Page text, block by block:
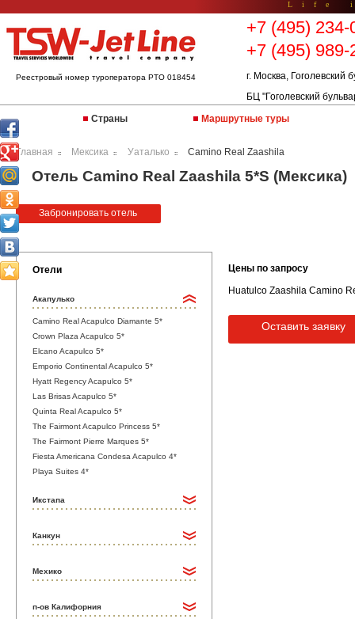
Life
Реестровый номер туроператора РТО 018454
+7 (495) 234-
+7 (495) 989-
г. Москва, Гоголевский
БЦ "Гоголевский
Страны
Маршрутные туры
Главная :: Мексика :: Уаталько :: Camino Real Zaashila
Отель Camino Real Zaashila 5*S (Мексика)
Забронировать отель
Отели
Акапулько
Camino Real Acapulco Diamante 5*
Crown Plaza Acapulco 5*
Elcano Acapulco 5*
Emporio Continental Acapulco 5*
Hyatt Regency Acapulco 5*
Las Brisas Acapulco 5*
Quinta Real Acapulco 5*
The Fairmont Acapulco Princess 5*
The Fairmont Pierre Marques 5*
Fiesta Americana Condesa Acapulco 4*
Playa Suites 4*
Икстапа
Канкун
Мехико
п-ов Калифорния
Цены по запросу
Huatulco Zaashila Camino
Оставить заявку